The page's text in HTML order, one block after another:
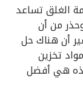
الغلق تساعد
من أن
أن هناك حل
تخزين
هي أفضل